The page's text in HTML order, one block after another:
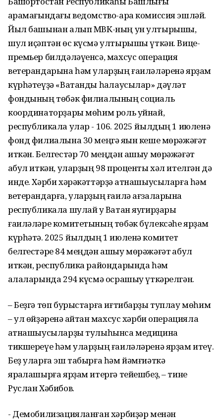
ҡарамағындағы ведомство-ара комиссия эшләй.
Йыл башынан алып МВК-ның ун ултырышы,
шул иҫәптән өс күсмә ултырышы үткән. Вице-
премьер билдәләүенсә, махсус операция
ветерандарына һәм уларҙың ғаиләләренә ярҙам
күрһәтеүҙә «Ватанды һаҡлаусылар» дәүләт
фондының төбәк филиалының социаль
координаторҙары мөһим роль уйнай,
республикала улар - 106. 2025 йылдың 1 июленә
фонд филиалына 30 меңгә яҡын кеше мөрәжәғәт
иткән. Белгестәр 70 меңдән ашыу мөрәжәғәт
ҡабул иткән, уларҙың 98 проценты хәл ителгән дә
инде. Хәрби хәрәкәттәрҙә ҡатнашыусыларға һәм
ветерандарға, уларҙың ғаилә ағзаларына
республикала шулай уҡ Ватан яугирҙары
ғаиләләре комитетының төбәк бүлексәһе ярҙам
күрһәтә. 2025 йылдың 1 июленә комитет
белгестәре 84 меңдән ашыу мөрәжәғәт ҡабул
иткән, республика райондарында һәм
ҡалаларында 294 күсмә осрашыу үткәрелгән.
– Беҙгә төп бурыстарға иғтибарҙы туплау мөһим
– ул өйҙәренә ҡайтҡан махсус хәрби операцияла
ҡатнашыусыларҙы тулыһынса медицина
тикшереүе һәм уларҙың ғаиләләренә ярҙам итеү.
Беҙ уларға эш табырға һәм йәмғиәткә
яраҡлашырға ярҙам итергә тейешбеҙ, – тине
Руслан Хәбибов.
- Демобилизацияланған хәрбиҙәр менән